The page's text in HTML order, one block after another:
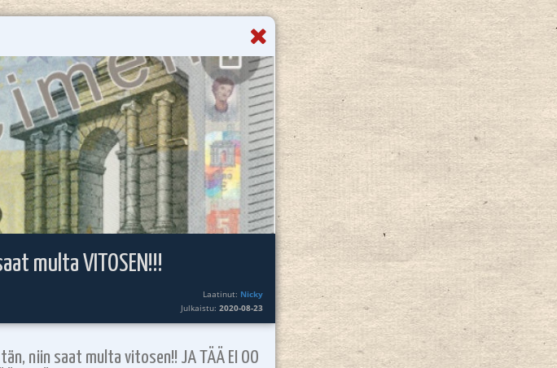
multa VITOSEN!!!
Laatinut: Nicky
Julkaistu:2020-08-23
niin saat multa vitosen!! JA TÄÄ EI OO